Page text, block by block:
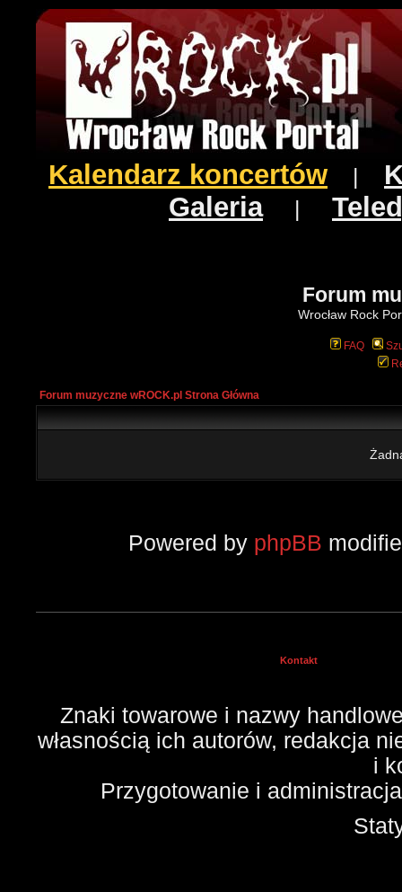
Kalendarz koncertów
Galeria|
Forum
Wrocław Rock
FAQ
Forum muzyczne wROCK.pl Strona Główna
Powered by phpBB
Kontakt
Znaki towarowe i nazwy
własnością ich autorów, redakcja
i
Przygotowanie i